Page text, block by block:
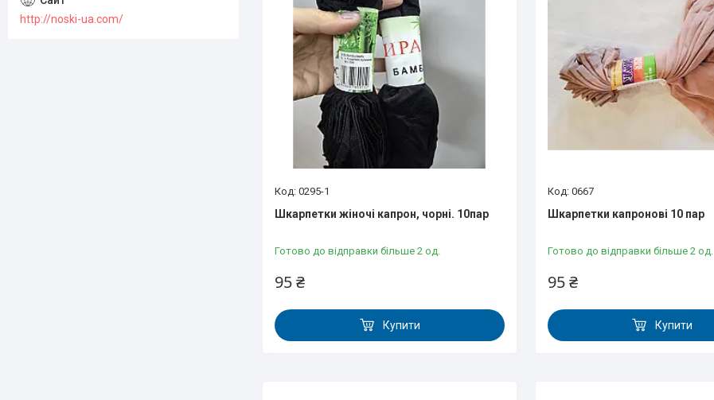
0295-1
Шкарпетки жіночі капрон, чорні. 10пар
Готово до відправки більше 2 од.
95 ₴
Купити
0667
Шкарпетки капронові 10 пар
Готово до відправки більше 2 од.
95 ₴
Купити
http://noski-ua.com/